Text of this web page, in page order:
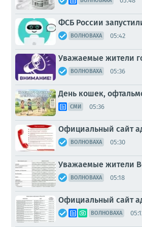
ФСБ России
ВОЛНОВАХА 05:42
Уважаемые жители
ВОЛНОВАХА 05:36
День кошек,
СМИ 05:36
Официальный сайт
ВОЛНОВАХА 05:30
Уважаемые жители
ВОЛНОВАХА 05:18
Официальный сайт
ВОЛНОВАХА